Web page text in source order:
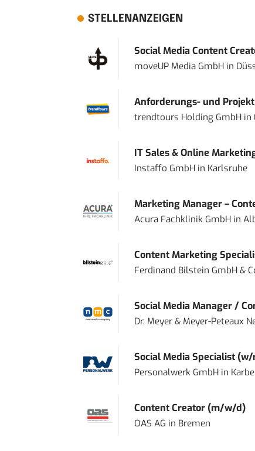
STELLENANZEIGEN
Social Media Content
moveUP Media GmbHin
Anforderungs- und
trendtours Holding GmbHin
IT Sales & Online
Instaffo GmbHin Karlsruhe
Marketing Manager –
Acura Fachklinik GmbHin
Content Marketing
Ferdinand Bilstein GmbH &
Social Media Manager /
Dr. Meyer & Meyer-Peteaux
Social Media Specialist
Personalwerk GmbHin
Content Creator (m/w/d)
OAS AG in Bremen